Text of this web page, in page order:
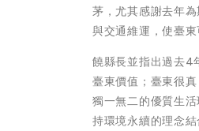
茅，尤其感謝去年
與交通維運，使臺
饒縣長並指出過去4
臺東價值；臺東很
獨一無二的優質生
持環境永續的理念